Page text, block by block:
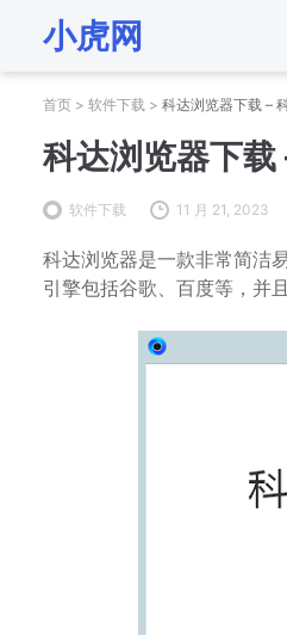
小虎网
首页 > 软件下载 > 科达浏览器下载 –
科达浏览器下
软件下载 11 月 21, 2023
科达浏览器是一款非常简洁
引擎包括谷歌、百度等，并